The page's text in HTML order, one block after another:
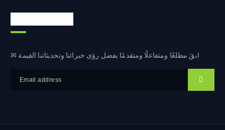
✉ ابقَ مطلعًا ومتفاعلًا ومتقدمًا بفضل رؤى خبرائنا وتحديثاتنا القيمة